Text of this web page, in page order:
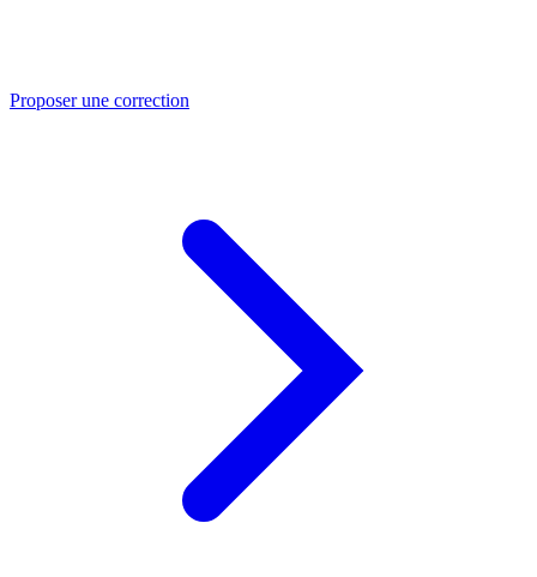
Proposer une correction